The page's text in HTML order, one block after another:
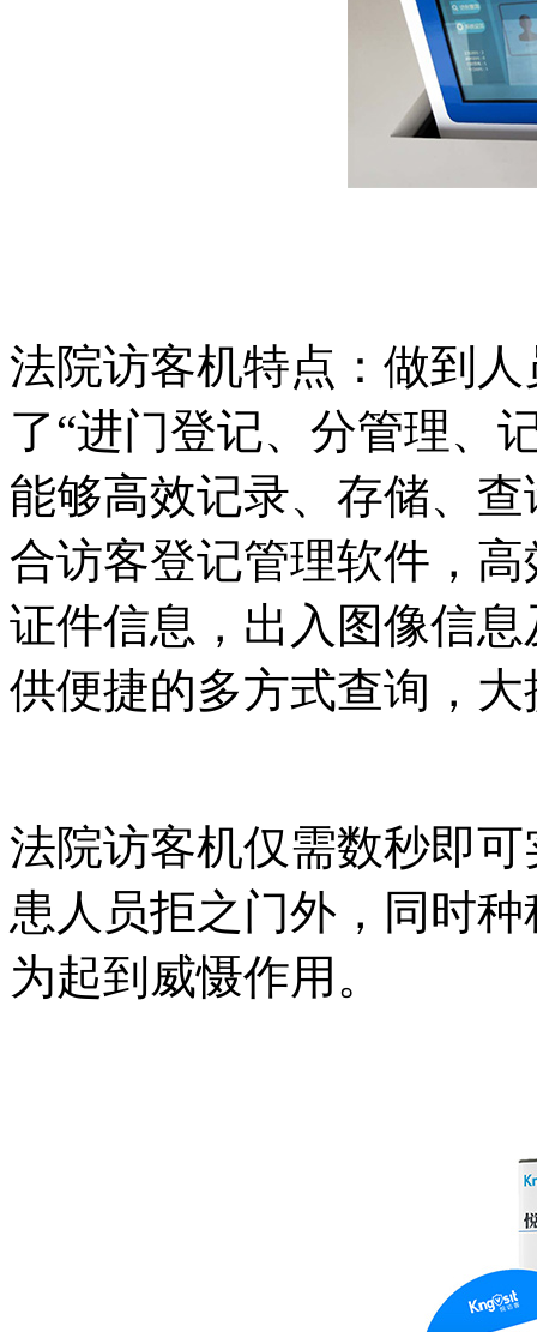
法院访客机特点：做到
了“进门登记、分管理、
能够高效记录、存储、
合访客登记管理软件，
证件信息，出入图像信
供便捷的多方式查询，
法院访客机仅需数秒即
患人员拒之门外，同时
为起到威慑作用。